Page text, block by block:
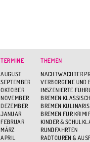
TERMINE
AUGUST
SEPTEMBER
OKTOBER
NOVEMBER
DEZEMBER
JANUAR
FEBRUAR
MÄRZ
APRIL
THEMEN
NACHTWÄCHTER
VERBORGENE UND
INSZENIERTE
BREMEN KLASSISCH
BREMEN
BREMEN FÜR
KINDER &
RUNDFAHRTEN
RADTOUREN &